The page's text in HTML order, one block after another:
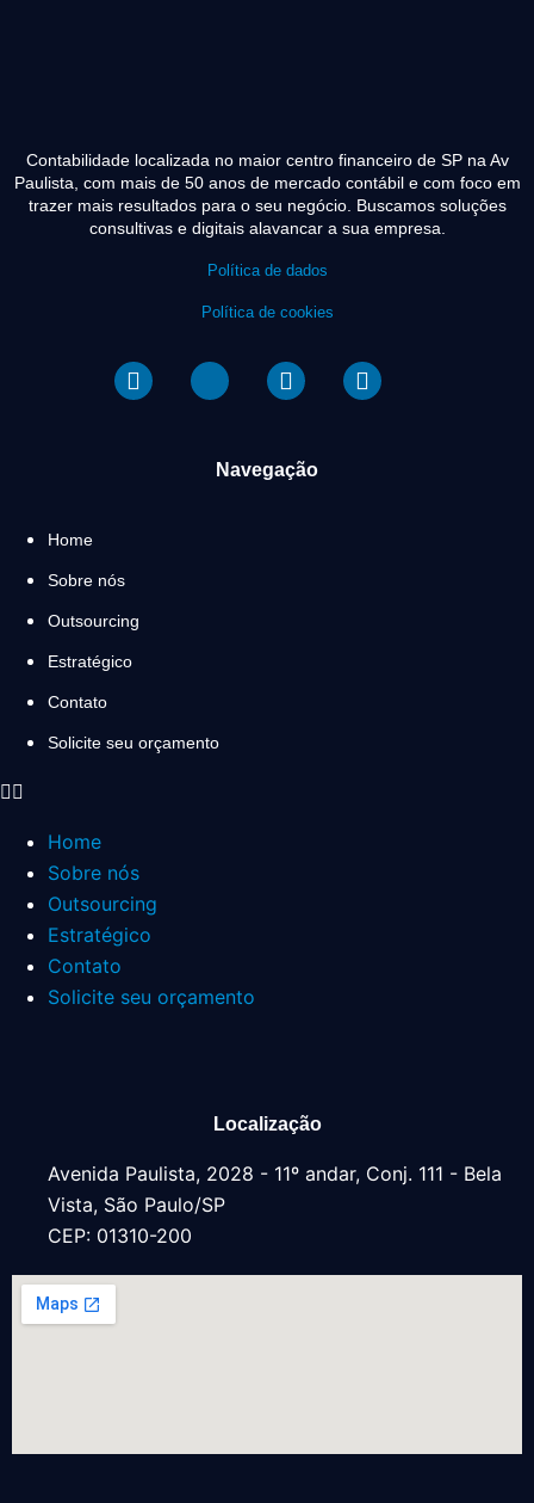
Contabilidade localizada no maior centro financeiro de SP na Av
Paulista, com mais de 50 anos de mercado contábil e com foco em
trazer mais resultados para o seu negócio. Buscamos soluções
consultivas e digitais alavancar a sua empresa.
Política de dados
Política de cookies
Navegação
Home
Sobre nós
Outsourcing
Estratégico
Contato
Solicite seu orçamento
Home
Sobre nós
Outsourcing
Estratégico
Contato
Solicite seu orçamento
Localização
Avenida Paulista, 2028 - 11º andar, Conj. 111 - Bela
Vista, São Paulo/SP
CEP: 01310-200